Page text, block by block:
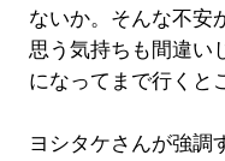
ないか。そんな不安
思う気持ちも間違い
になってまで行くと
ヨシタケさんが強調